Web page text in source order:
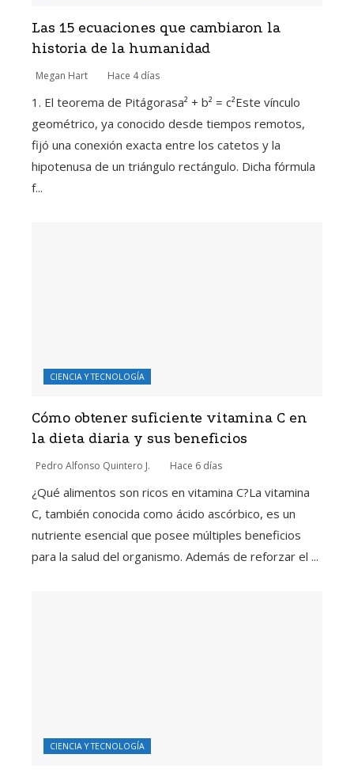
Las 15 ecuaciones que cambiaron la
historia de la humanidad
Megan Hart Hace 4 días
1. El teorema de Pitágorasa² + b² = c²Este vínculo
geométrico, ya conocido desde tiempos remotos,
fijó una conexión exacta entre los catetos y la
hipotenusa de un triángulo rectángulo. Dicha fórmula
f...
CIENCIA Y TECNOLOGÍA
Cómo obtener suficiente vitamina C en
la dieta diaria y sus beneficios
Pedro Alfonso Quintero J. Hace 6 días
¿Qué alimentos son ricos en vitamina C?La vitamina
C, también conocida como ácido ascórbico, es un
nutriente esencial que posee múltiples beneficios
para la salud del organismo. Además de reforzar el ...
CIENCIA Y TECNOLOGÍA